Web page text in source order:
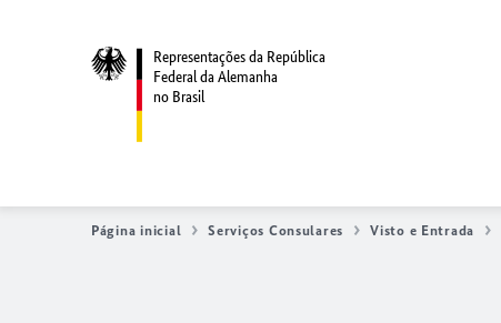
Representações da República
Federal da Alemanha
no Brasil
Página inicial Serviços Consulares Visto e Entrada